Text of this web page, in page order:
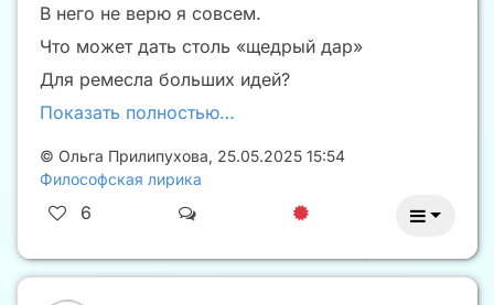
В него не верю я совсем.
Что может дать столь «щедрый дар»
Для ремесла больших идей?
Показать полностью…
© Ольга Прилипухова, 25.05.2025 15:54
Философская лирика
6